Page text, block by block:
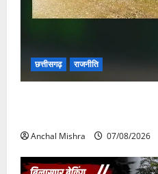
छत्तीसगढ़ राजनीति
Anchal Mishra 07/08/2026